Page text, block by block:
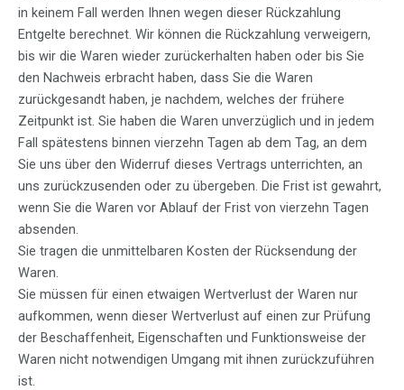
in keinem Fall werden Ihnen wegen dieser Rückzahlung
Entgelte berechnet. Wir können die Rückzahlung verweigern,
bis wir die Waren wieder zurückerhalten haben oder bis Sie
den Nachweis erbracht haben, dass Sie die Waren
zurückgesandt haben, je nachdem, welches der frühere
Zeitpunkt ist. Sie haben die Waren unverzüglich und in jedem
Fall spätestens binnen vierzehn Tagen ab dem Tag, an dem
Sie uns über den Widerruf dieses Vertrags unterrichten, an
uns zurückzusenden oder zu übergeben. Die Frist ist gewahrt,
wenn Sie die Waren vor Ablauf der Frist von vierzehn Tagen
absenden.
Sie tragen die unmittelbaren Kosten der Rücksendung der
Waren.
Sie müssen für einen etwaigen Wertverlust der Waren nur
aufkommen, wenn dieser Wertverlust auf einen zur Prüfung
der Beschaffenheit, Eigenschaften und Funktionsweise der
Waren nicht notwendigen Umgang mit ihnen zurückzuführen
ist.